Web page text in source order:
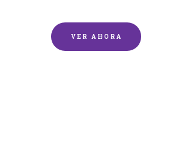
VER AHORA